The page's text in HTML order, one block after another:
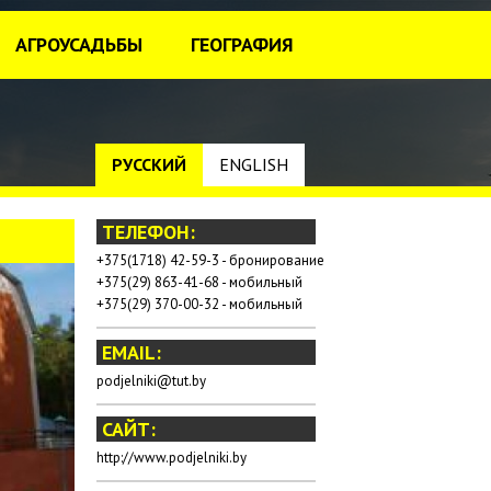
АГРОУСАДЬБЫ ГЕОГРАФИЯ
РУССКИЙ ENGLISH
ТЕЛЕФОН:
+375(1718) 42-59-3 - бронирование
+375(29) 863-41-68 - мобильный
+375(29) 370-00-32 - мобильный
EMAIL:
podjelniki@tut.by
САЙТ:
http://www.podjelniki.by